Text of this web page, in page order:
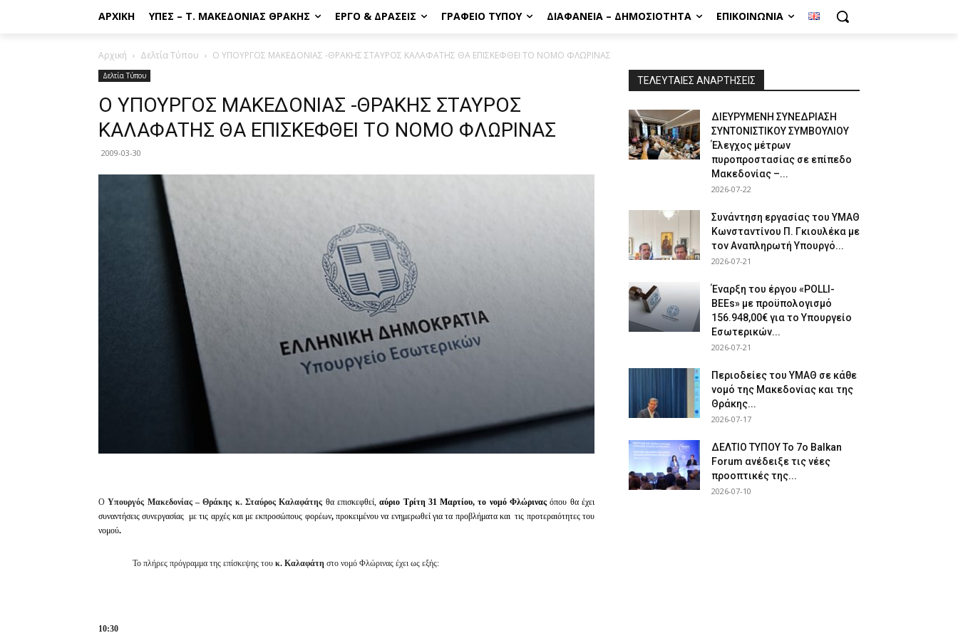
ΑΡΧΙΚΉ ΥΠΕΣ – Τ. ΜΑΚΕΔΟΝΊΑΣ ΘΡΆΚΗΣ ΈΡΓΟ & ΔΡΆΣΕΙΣ ΓΡΑΦΕΊΟ ΤΎΠΟΥ ΔΙΑΦΆΝΕΙΑ – ΔΗΜΟΣΙΌΤΗΤΑ ΕΠΙΚΟΙΝΩΝΊΑ
Αρχική Δελτία Τύπου Ο ΥΠΟΥΡΓΟΣ ΜΑΚΕΔΟΝΙΑΣ -ΘΡΑΚΗΣ ΣΤΑΥΡΟΣ ΚΑΛΑΦΑΤΗΣ ΘΑ ΕΠΙΣΚΕΦΘΕΙ ΤΟ ΝΟΜΟ ΦΛΩΡΙΝΑΣ
Δελτία Τύπου
Ο ΥΠΟΥΡΓΟΣ ΜΑΚΕΔΟΝΙΑΣ -ΘΡΑΚΗΣ ΣΤΑΥΡΟΣ
ΚΑΛΑΦΑΤΗΣ ΘΑ ΕΠΙΣΚΕΦΘΕΙ ΤΟ ΝΟΜΟ ΦΛΩΡΙΝΑΣ
2009-03-30
ΟΥπουργός Μακεδονίας – Θράκης κ. Σταύρος Καλαφάτης θα επισκεφθεί,αύριο Τρίτη 31 Μαρτίου, το νομό Φλώριναςόπου θα έχει
συναντήσεις συνεργασίας με τις αρχές και με εκπροσώπους φορέων,προκειμένου να ενημερωθεί για τα προβλήματα και τις προτεραιότητες του
νομού.
Το πλήρες πρόγραμμα της επίσκεψης του κ. Καλαφάτη στο νομό Φλώρινας έχει ως εξής:
10:30
ΤΕΛΕΥΤΑΙΕΣ ΑΝΑΡΤΗΣΕΙΣ
ΔΙΕΥΡΥΜΕΝΗ ΣΥΝΕΔΡΙΑΣΗ
ΣΥΝΤΟΝΙΣΤΙΚΟΥ ΣΥΜΒΟΥΛΙΟΥ
Έλεγχος μέτρων
πυροπροστασίας σε επίπεδο
Μακεδονίας –...
2026-07-22
Συνάντηση εργασίας του ΥΜΑΘ
Κωνσταντίνου Π. Γκιουλέκα με
τον Αναπληρωτή Υπουργό...
2026-07-21
Έναρξη του έργου «POLLI-
BEEs» με προϋπολογισμό
156.948,00€ για το Υπουργείο
Εσωτερικών...
2026-07-21
Περιοδείες του ΥΜΑΘ σε κάθε
νομό της Μακεδονίας και της
Θράκης...
2026-07-17
ΔΕΛΤΙΟ ΤΥΠΟΥ Το 7ο Balkan
Forum ανέδειξε τις νέες
προοπτικές της...
2026-07-10